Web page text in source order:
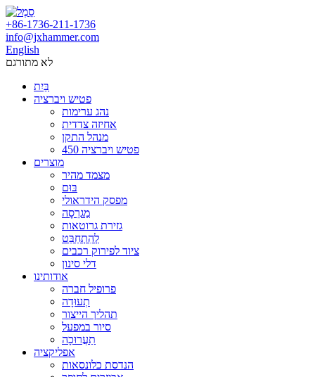
‎+86-1736-211-1736
info@jxhammer.com
English
לא מתורגם
בַּיִת
פטיש ויברציה
נהג ערימות
אחיזה צדדית
מנהל התקן
פטיש ויברציה 450
מוצרים
מצמד מהיר
בּוּם
מפסק הידראולי
מַגרֵסָה
גזירת גרוטאות
לְהִתְחַבֵּט
ציוד לפירוק רכבים
דלי סינון
אודותינו
פרופיל חברה
תְעוּדָה
תהליך הייצור
סיור במפעל
תַעֲרוּכָה
אפליקציה
הנדסת כלונסאות